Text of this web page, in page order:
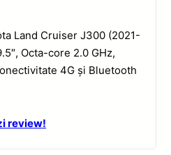
Land Cruiser J300 (2021-
Octa-core 2.0 GHz,
4G și Bluetooth
review!